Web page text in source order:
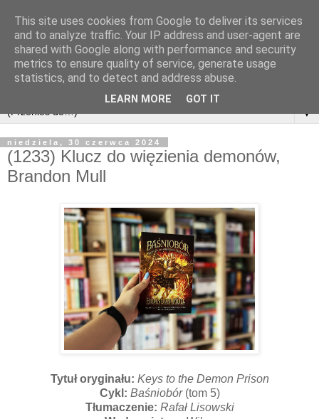
▼
niedziela, 30 czerwca 2024
(1233) Klucz do więzienia demonów,
Brandon Mull
Tytuł oryginału: Keys to the Demon Prison
Cykl: Baśniobór (tom 5)
Tłumaczenie: Rafał Lisowski
This site uses cookies from Google to deliver its services
and to analyze traffic. Your IP address and user-agent are
shared with Google along with performance and security
metrics to ensure quality of service, generate usage
statistics, and to detect and address abuse.
LEARN MORE GOT IT